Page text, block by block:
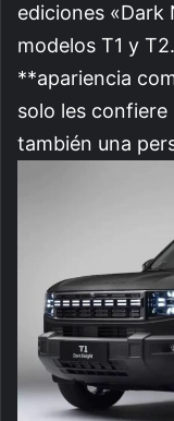
ediciones «Dark
modelos T1 y
**apariencia
solo les
también una